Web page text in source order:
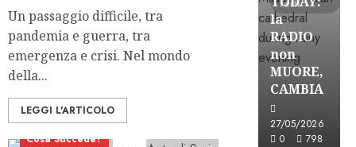
Un passaggio difficile, tra
pandemia e guerra, tra
emergenza e crisi. Nel mondo
della...
LEGGI L'ARTICOLO
Cosa Succede?
letti
la
RADIO
non
MUORE,
CAMBIA
27/05/2026
0
798
Astorri News
FREE